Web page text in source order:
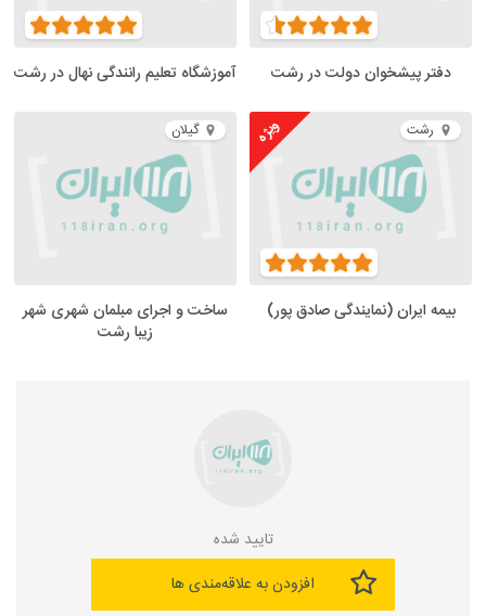
دفتر پیشخوان دولت در رشت آموزشگاه تعلیم رانندگی نهال در رشت
رشت ویژه
بیمه ایران (نمایندگی صادق پور)
گیلان
ساخت و اجرای مبلمان شهری شهر
زیبا رشت
تایید شده
افزودن به علاقه‌مندی ها